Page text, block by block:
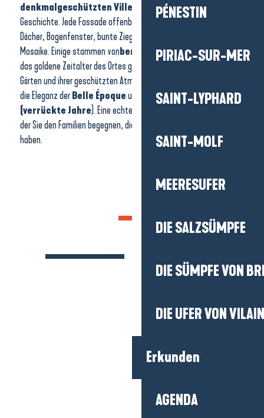
PÉNESTIN
PIRIAC-SUR-MER
SAINT-LYPHARD
SAINT-MOLF
MEERESUFER
DIE SALZSÜMPFE
DIE SÜMPFE VON
DIE UFER VON
Erkunden
AGENDA
denkmalgeschützten Villen
eine elegante und einzigartige
Geschichte. Jede Fassade offenbart einen anderen Stil: spitze
Dächer, Bogenfenster, bunte Ziegelsteine oder dekorative
Mosaike. Einige stammen vonberühmten Architekten , die
das goldene Zeitalter des Ortes geprägt haben. Mit ihren grünen
Gärten und ihrer geschützten Atmosphäre verkörpern diese Häuser
die Eleganz derBelle Époqueund
der Années folles
(verrückte Jahre). Eine echte Einladung zu einer Zeitreise, bei
der Sie den Familien begegnen, die die Seele von Bauloise geprägt
haben.